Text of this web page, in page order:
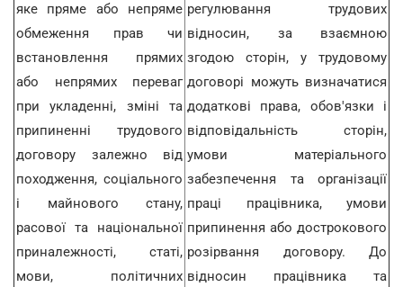
яке пряме або непряме
обмеження прав чи
встановлення прямих
або непрямих переваг
при укладенні, зміні та
припиненні трудового
договору залежно від
походження, соціального
і майнового стану,
расової та національної
приналежності, статі,
мови, політичних
регулювання трудових
відносин, за взаємною
згодою сторін, у трудовому
договорі можуть визначатися
додаткові права, обов'язки і
відповідальність сторін,
умови матеріального
забезпечення та організації
праці працівника, умови
припинення або дострокового
розірвання договору. До
відносин працівника та